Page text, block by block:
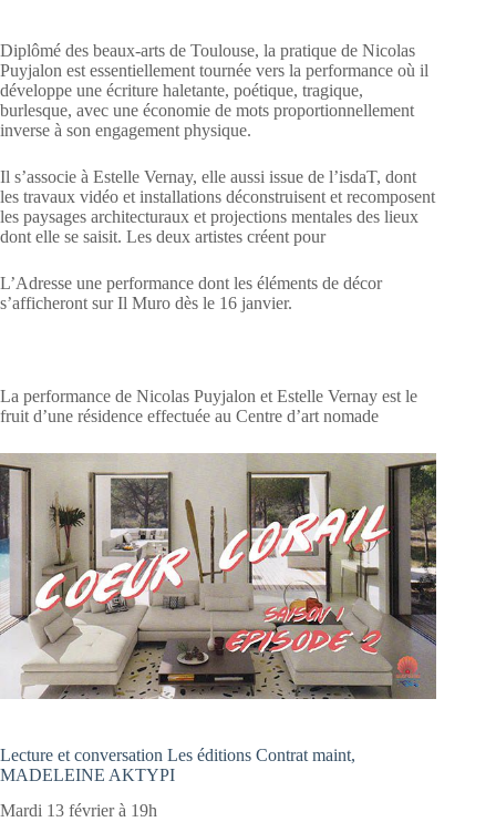
Diplômé des beaux-arts de Toulouse, la pratique de Nicolas
Puyjalon est essentiellement tournée vers la performance où il
développe une écriture haletante, poétique, tragique,
burlesque, avec une économie de mots proportionnellement
inverse à son engagement physique.
Il s’associe à Estelle Vernay, elle aussi issue de l’isdaT, dont
les travaux vidéo et installations déconstruisent et recomposent
les paysages architecturaux et projections mentales des lieux
dont elle se saisit. Les deux artistes créent pour
L’Adresse une performance dont les éléments de décor
s’afficheront sur Il Muro dès le 16 janvier.
La performance de Nicolas Puyjalon et Estelle Vernay est le
fruit d’une résidence effectuée au Centre d’art nomade
Lecture et conversation Les éditions Contrat maint,
MADELEINE AKTYPI
Mardi 13 février à 19h